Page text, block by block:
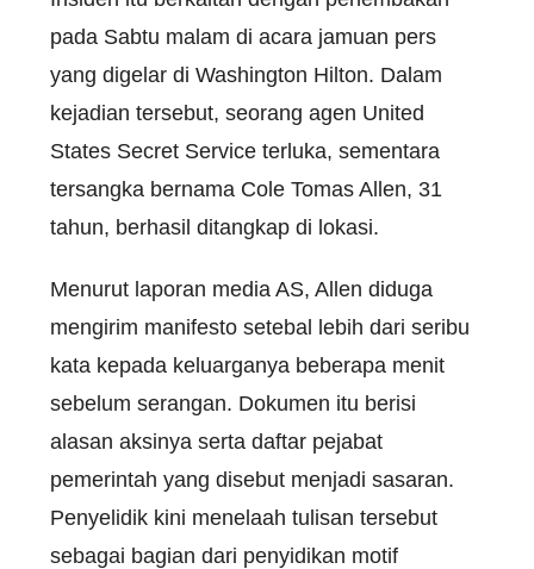
pada Sabtu malam di acara jamuan pers
yang digelar di Washington Hilton. Dalam
kejadian tersebut, seorang agen United
States Secret Service terluka, sementara
tersangka bernama Cole Tomas Allen, 31
tahun, berhasil ditangkap di lokasi.
Menurut laporan media AS, Allen diduga
mengirim manifesto setebal lebih dari seribu
kata kepada keluarganya beberapa menit
sebelum serangan. Dokumen itu berisi
alasan aksinya serta daftar pejabat
pemerintah yang disebut menjadi sasaran.
Penyelidik kini menelaah tulisan tersebut
sebagai bagian dari penyidikan motif